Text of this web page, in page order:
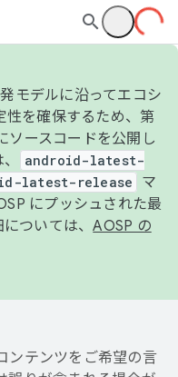
モデルに沿ってエコシ
性を確保するため、第
ソースコードを公開し
android-latest-
latest-release
マ
にプッシュされた最
については、AOSP の
ンテンツをご希望の言